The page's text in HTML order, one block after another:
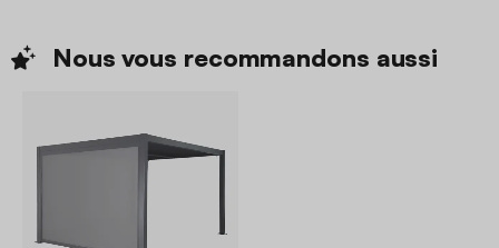
Nous vous recommandons aussi